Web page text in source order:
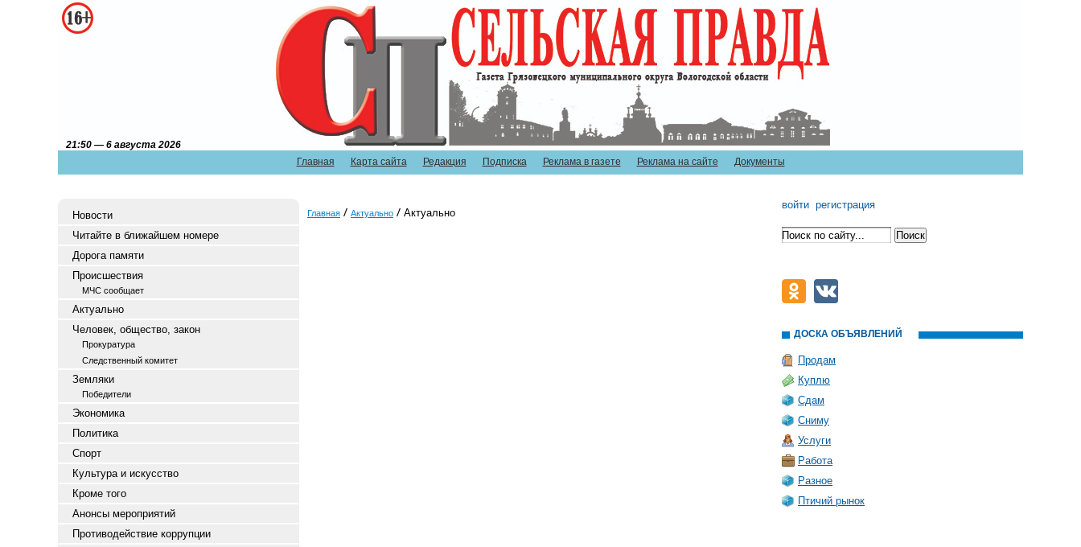
Главная Карта сайта Редакция Подписка Реклама в газете Реклама на сайте Документы
21:50 — 6 августа 2026
Новости
Читайте в ближайшем номере
Дорога памяти
Происшествия
МЧС сообщает
Актуально
Человек, общество, закон
Прокуратура
Следственный комитет
Земляки
Победители
Экономика
Политика
Спорт
Культура и искусство
Кроме того
Анонсы мероприятий
Противодействие коррупции
Главная Актуально Актуально
войти регистрация
ДОСКА ОБЪЯВЛЕНИЙ
Продам
Куплю
Сдам
Сниму
Услуги
Работа
Разное
Птичий рынок